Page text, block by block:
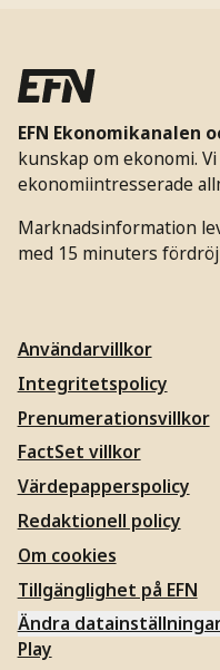
EFN Ekonomikanalen
kunskap om ekonomi.
ekonomiintresserade
Marknadsinformation
med 15 minuters
Användarvillkor
Integritetspolicy
Prenumerationsvillkor
FactSet villkor
Värdepapperspolicy
Redaktionell policy
Om cookies
Tillgänglighet på EFN
Ändra
Play